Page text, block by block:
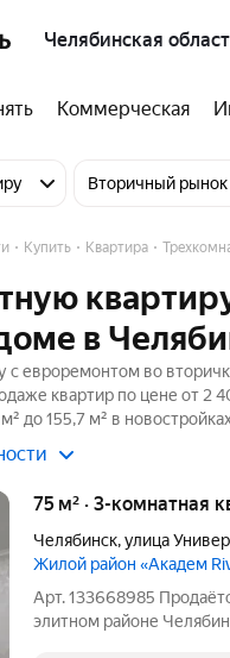
Челябинская
Коммерческая
Вторичный рынок
Купить Квартира
в
с евроремонтом во
квартир по цене
до 155,7 м² в
75 м² · 3-комнатная
Челябинск,улица
Жилой район «Академ
Арт. 133668985
элитном районе